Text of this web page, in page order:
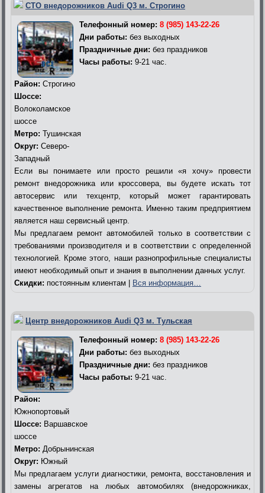
СТО внедорожников Audi Q3 м. Строгино
Телефонный номер: 8 (985) 143-22-26
Дни работы: без выходных
Праздничные дни: без праздников
Часы работы: 9-21 час.
Район: Строгино
Шоссе:
Волоколамское
шоссе
Метро: Тушинская
Округ: Северо-
Западный
Если вы понимаете или просто решили «я хочу» провести
ремонт внедорожника или кроссовера, вы будете искать тот
автосервис или техцентр, который может гарантировать
качественное выполнение ремонта. Именно таким предприятием
является наш сервисный центр.
Мы предлагаем ремонт автомобилей только в соответствии с
требованиями производителя и в соответствии с определенной
технологией. Кроме этого, наши разнопрофильные специалисты
имеют необходимый опыт и знания в выполнении данных услуг.
Скидки: постоянным клиентам | Вся информация…
Центр внедорожников Audi Q3 м. Тульская
Телефонный номер: 8 (985) 143-22-26
Дни работы: без выходных
Праздничные дни: без праздников
Часы работы: 9-21 час.
Район:
Южнопортовый
Шоссе: Варшавское
шоссе
Метро: Добрынинская
Округ: Южный
Мы предлагаем услуги диагностики, ремонта, восстановления и
замены агрегатов на любых автомобилях (внедорожниках,